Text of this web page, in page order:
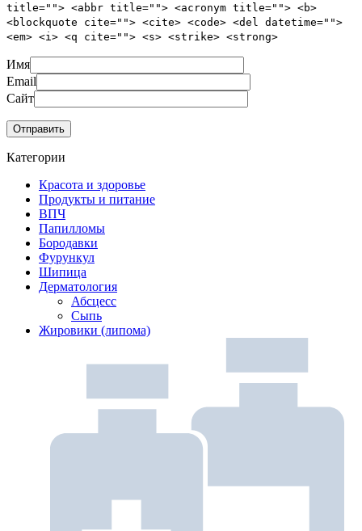
title=""> <abbr title=""> <acronym title=""> <b>
<blockquote cite=""> <cite> <code> <del datetime="">
<em> <i> <q cite=""> <s> <strike> <strong>
Имя
Email
Сайт
Категории
Красота и здоровье
Продукты и питание
ВПЧ
Папилломы
Бородавки
Фурункул
Шипица
Дерматология
Абсцесс
Сыпь
Жировики (липома)